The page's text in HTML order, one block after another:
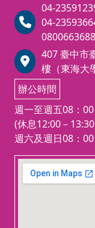
🔬 在遊戲與探索中
💡 培養邏輯思考與
在歡樂的學習過程
然建立基礎，提前
理的重要概念。
🚀 這個夏天，一起
閃電實驗室，點亮
力！
04-
04-
0800663688
407 臺中市
樓（東海大
辦公時間
週一至週五08：
(休息12:00－
週六及週日08：
123 movies